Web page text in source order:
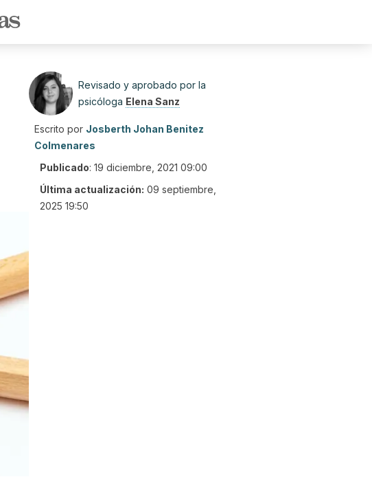
Revisado y aprobado por la
psicóloga Elena Sanz
Escrito por Josberth Johan Benitez
Colmenares
Publicado: 19 diciembre, 2021 09:00
Última actualización: 09 septiembre,
2025 19:50